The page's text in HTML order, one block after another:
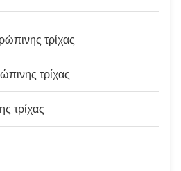
τρίχας
τρίχας
τρίχας